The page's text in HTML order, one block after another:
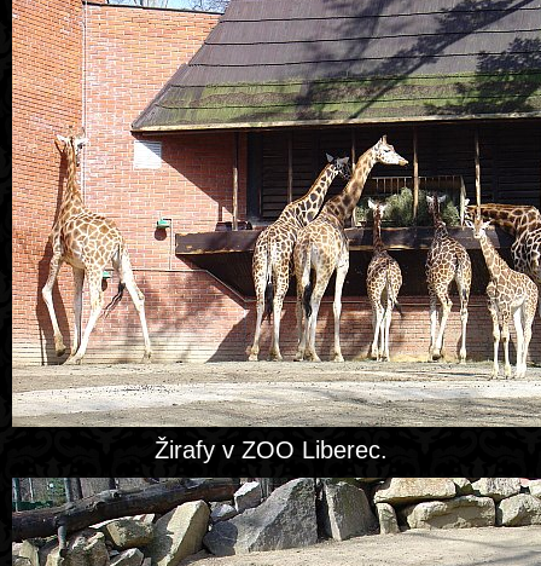
Žirafy v ZOO Liberec.